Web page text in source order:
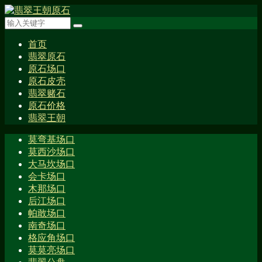
首页
翡翠原石
原石场口
原石皮壳
翡翠赌石
原石价格
翡翠王朝
莫弯基场口
莫西沙场口
大马坎场口
会卡场口
木那场口
后江场口
帕敢场口
南奇场口
格应角场口
莫莫亮场口